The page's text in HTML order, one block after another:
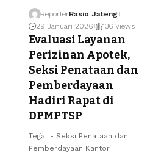
ReporterRasio Jateng
29 Januari 2026
136 Views
Evaluasi Layanan
Perizinan Apotek,
Seksi Penataan dan
Pemberdayaan
Hadiri Rapat di
DPMPTSP
Tegal - Seksi Penataan dan
Pemberdayaan Kantor